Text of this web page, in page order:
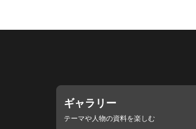
ギャラリー
テーマや人物の資料を楽しむ